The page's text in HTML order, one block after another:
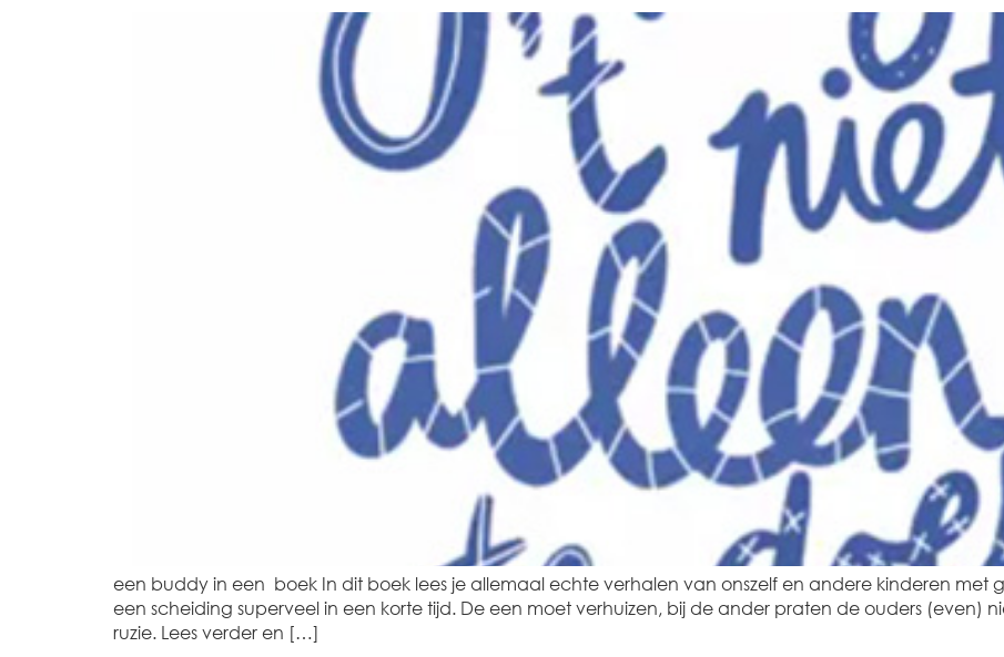
een buddy in een boek In dit boek lees je allemaal echte verhalen van onszelf en andere kinderen met
een scheiding superveel in een korte tijd. De een moet verhuizen, bij de ander praten de ouders (even)
ruzie. Lees verder en […]